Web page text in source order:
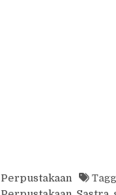
Perpustakaan